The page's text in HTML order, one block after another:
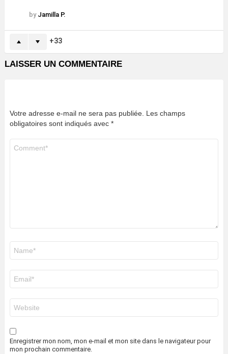
by Jamilla P.
33
LAISSER UN COMMENTAIRE
Votre adresse e-mail ne sera pas publiée. Les champs
obligatoires sont indiqués avec *
mail
*
web
Enregistrer mon nom, mon e-mail et mon site dans le navigateur pour
mon prochain commentaire.